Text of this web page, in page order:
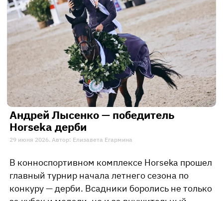
Андрей Лысенко — победитель
Horseka дерби
29 июня 2026. Автор: Елизавета Егармина
В конноспортивном комплексе Horseka прошел
главный турнир начала летнего сезона по
конкуру — дерби. Всадники боролись не только